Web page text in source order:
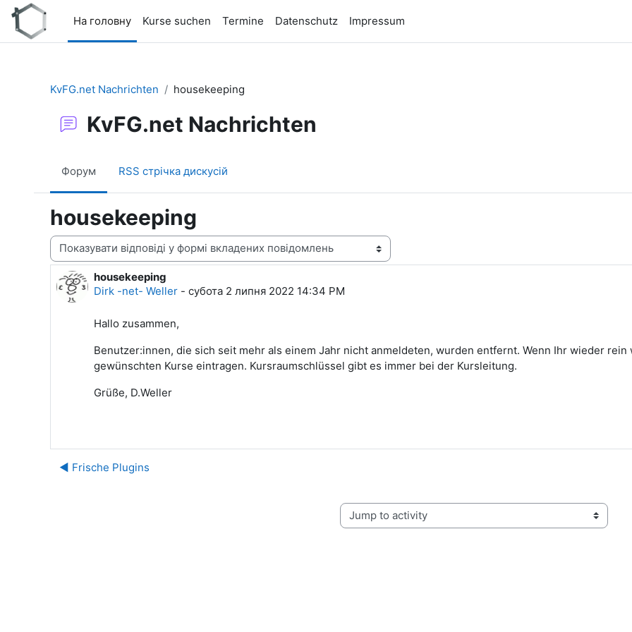
Перейти до головного вмісту
На головну
Kurse suchen Termine Datenschutz Impressum
KvFG.net Nachrichten
housekeeping
KvFG.net Nachrichten
Форум RSS стрічка дискусій
housekeeping
Тип показу
housekeeping
Dirk -net- Weller - субота 2 липня 2022 14:34 PM
Кількість відповідей: 0
Hallo zusammen,
Benutzer:innen, die sich seit mehr als einem Jahr nicht anmeldeten, wurden entfernt. Wenn Ihr wieder
gewünschten Kurse eintragen. Kursraumschlüssel gibt es immer bei der Kursleitung.
Grüße, D.Weller
◀︎ Frische Plugins
Jump to activity